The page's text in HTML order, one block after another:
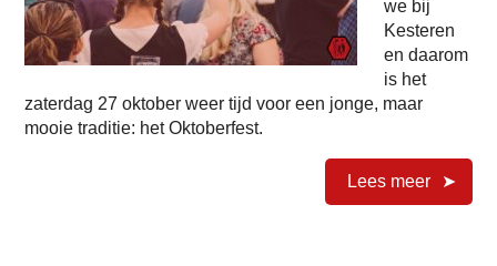
we bij
Kesteren
en daarom
is het
zaterdag 27 oktober weer tijd voor een jonge, maar
mooie traditie: het Oktoberfest.
Lees meer